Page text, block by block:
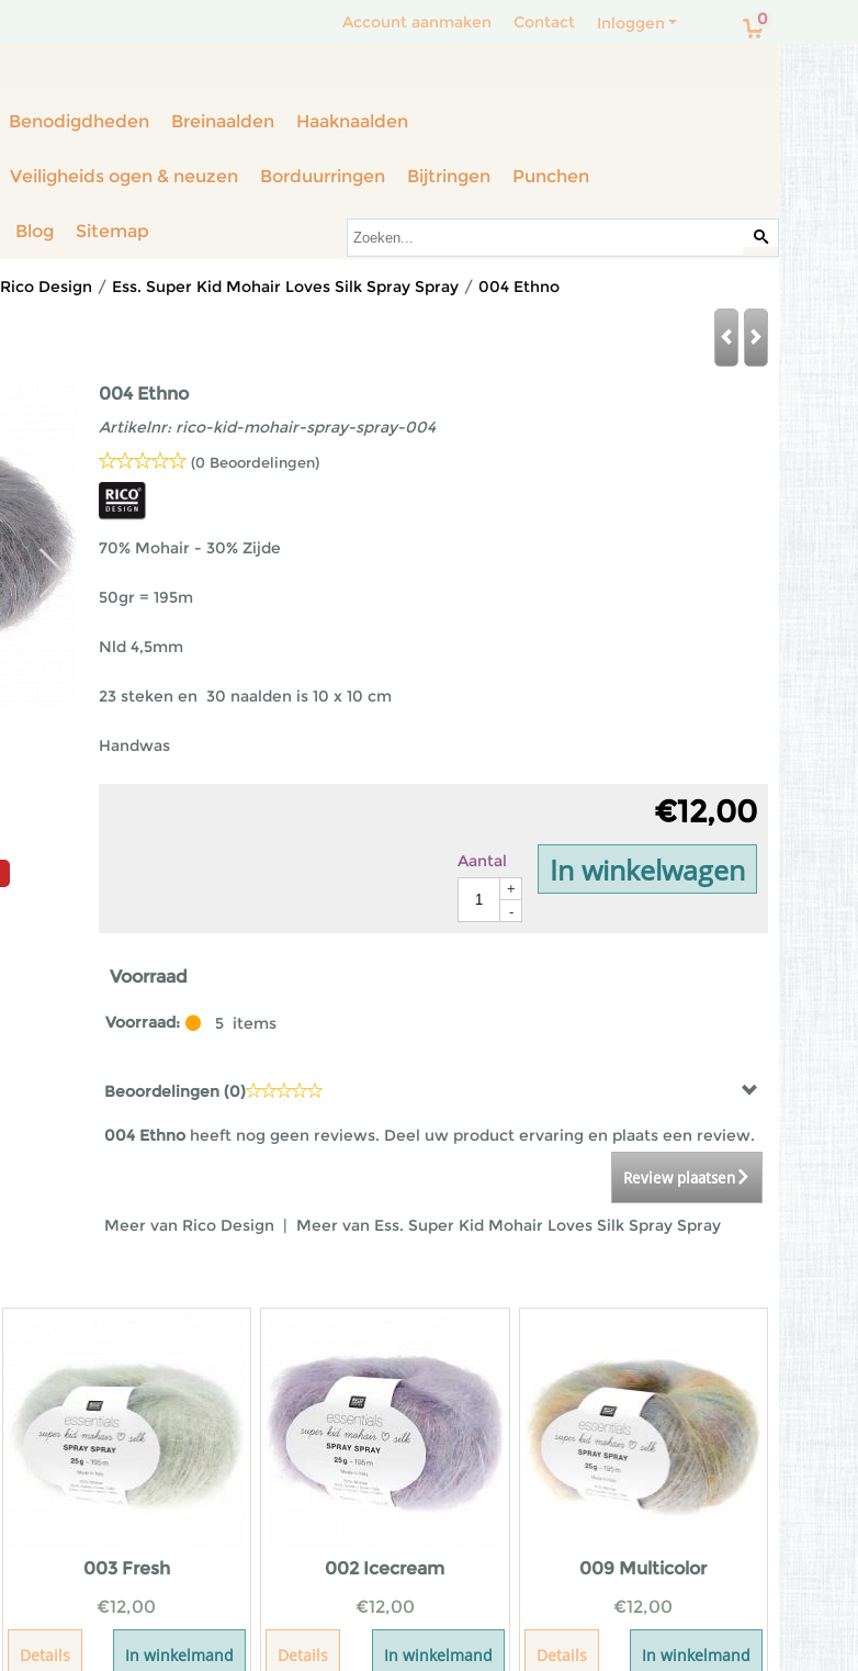
0
Inloggen
Account aanmaken Contact
Benodigdheden Breinaalden Haaknaalden
Veiligheids ogen & neuzen Borduurringen Bijtringen Punchen
Blog Sitemap
Rico Design / Ess. Super Kid Mohair Loves Silk Spray Spray / 004 Ethno
004 Ethno
Artikelnr: rico-kid-mohair-spray-spray-004
(0 Beoordelingen)
70% Mohair - 30% Zijde
50gr = 195m
Nld 4,5mm
23 steken en 30 naalden is 10 x 10 cm
Handwas
€12,00
Aantal
+
-
In winkelwagen
Voorraad
Voorraad: 5 items
Beoordelingen (0)
004 Ethno heeft nog geen reviews. Deel uw product ervaring en plaats een review.
Review plaatsen
Meer van Rico Design | Meer van Ess. Super Kid Mohair Loves Silk Spray Spray
003 Fresh
€12,00
Details In winkelmand
002 Icecream
€12,00
Details In winkelmand
009 Multicolor
€12,00
Details In winkelmand